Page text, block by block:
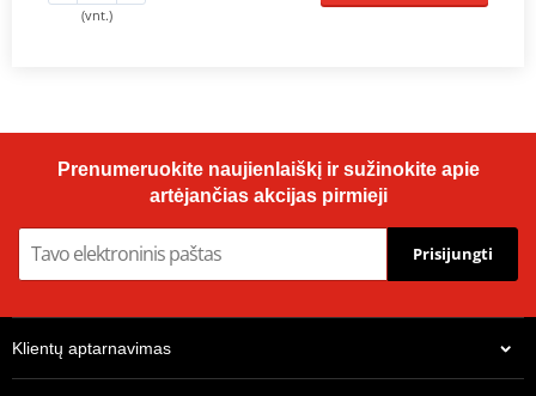
(vnt.)
Prenumeruokite naujienlaiškį ir sužinokite apie
artėjančias akcijas pirmieji
Prisijungti
Klientų aptarnavimas